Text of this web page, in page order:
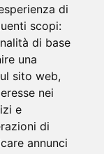
di
scopi:
di base
una
sito web,
nei
e
di
annunci
il
di
HMI.